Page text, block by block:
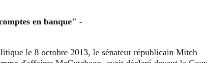
en banque" -
le 8 octobre 2013, le sénateur républicain Mitch